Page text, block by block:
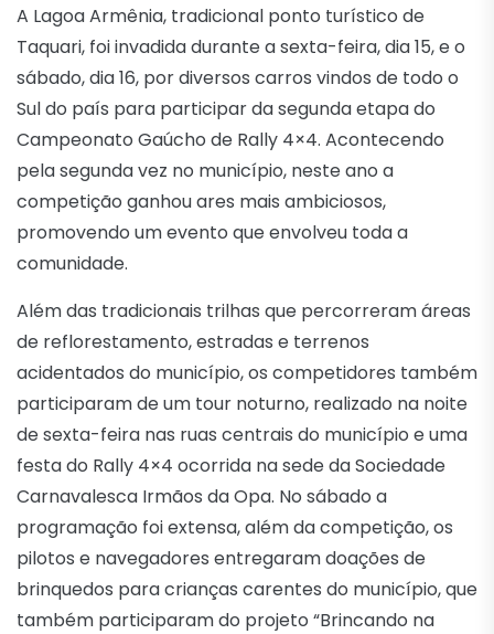
A Lagoa Armênia, tradicional ponto turístico de
Taquari, foi invadida durante a sexta-feira, dia 15, e o
sábado, dia 16, por diversos carros vindos de todo o
Sul do país para participar da segunda etapa do
Campeonato Gaúcho de Rally 4×4. Acontecendo
pela segunda vez no município, neste ano a
competição ganhou ares mais ambiciosos,
promovendo um evento que envolveu toda a
comunidade.
Além das tradicionais trilhas que percorreram áreas
de reflorestamento, estradas e terrenos
acidentados do município, os competidores também
participaram de um tour noturno, realizado na noite
de sexta-feira nas ruas centrais do município e uma
festa do Rally 4×4 ocorrida na sede da Sociedade
Carnavalesca Irmãos da Opa. No sábado a
programação foi extensa, além da competição, os
pilotos e navegadores entregaram doações de
brinquedos para crianças carentes do município, que
também participaram do projeto “Brincando na